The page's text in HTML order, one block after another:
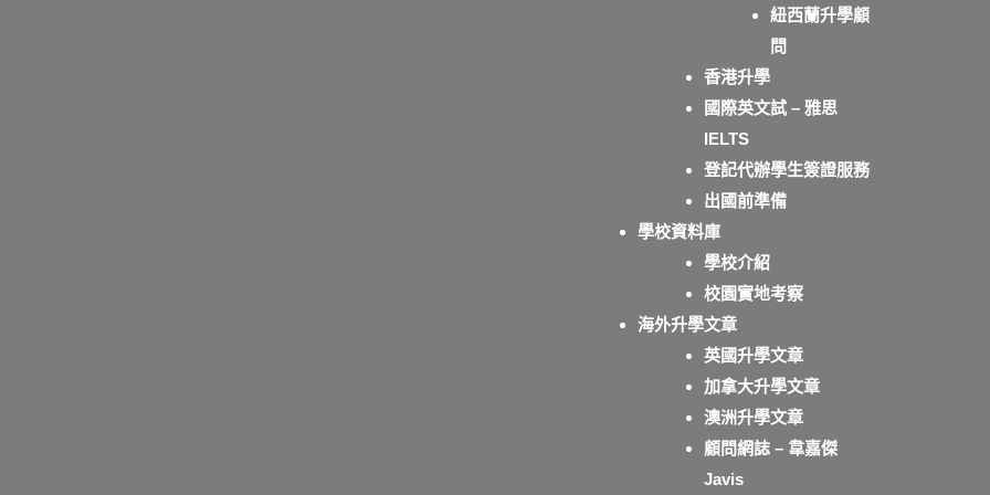
紐西蘭升學顧
問
香港升學
國際英文試 – 雅思
IELTS
登記代辦學生簽證服務
出國前準備
學校資料庫
學校介紹
校園實地考察
海外升學文章
英國升學文章
加拿大升學文章
澳洲升學文章
顧問網誌 – 韋嘉傑
Javis